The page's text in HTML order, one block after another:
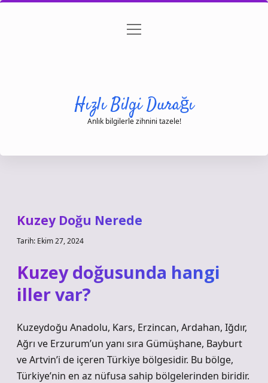
Gizlilik Politikası
menüyü
Hızlı Bilgi Durağı
Anlık bilgilerle zihnini tazele!
Kuzey Doğu Nerede
Tarih: Ekim 27, 2024
Kuzey doğusunda hangi
iller var?
Kuzeydoğu Anadolu, Kars, Erzincan, Ardahan, Iğdır,
Ağrı ve Erzurum’un yanı sıra Gümüşhane, Bayburt
ve Artvin’i de içeren Türkiye bölgesidir. Bu bölge,
Türkiye’nin en az nüfusa sahip bölgelerinden biridir.